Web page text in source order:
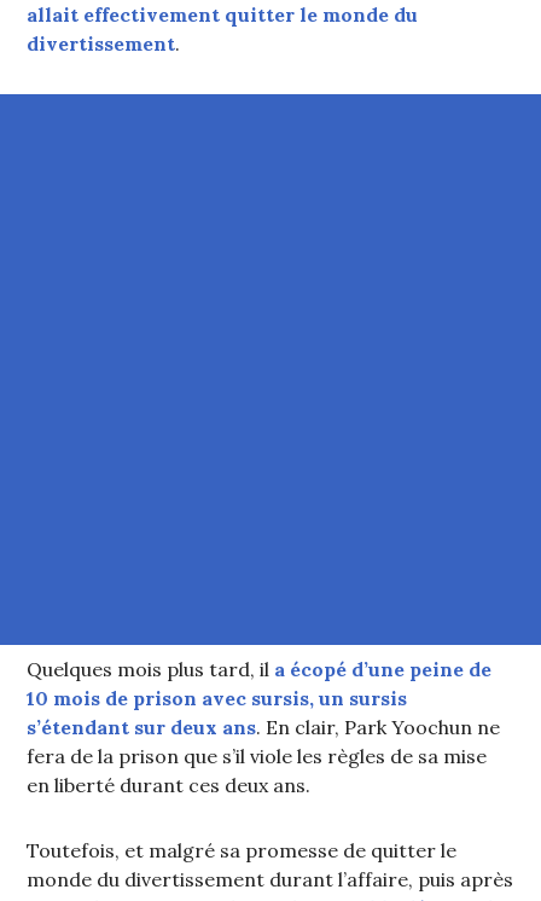
allait effectivement quitter le monde du
divertissement.
Quelques mois plus tard, il a écopé d’une peine de
10 mois de prison avec sursis, un sursis
s’étendant sur deux ans. En clair, Park Yoochun ne
fera de la prison que s’il viole les règles de sa mise
en liberté durant ces deux ans.
Toutefois, et malgré sa promesse de quitter le
monde du divertissement durant l’affaire, puis après